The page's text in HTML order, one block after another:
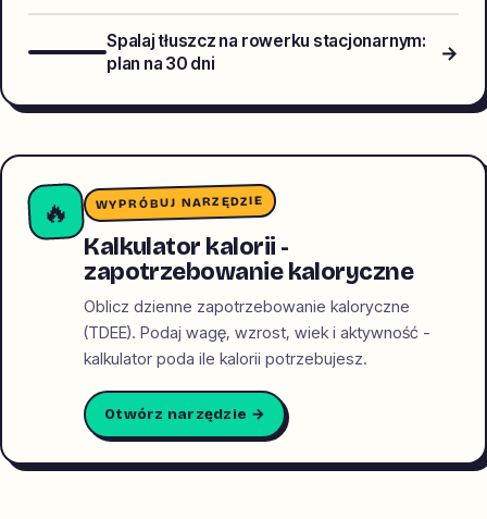
Spalaj tłuszcz na rowerku stacjonarnym:
plan na 30 dni
→
🔥 WYPRÓBUJ NARZĘDZIE
Kalkulator kalorii -
zapotrzebowanie kaloryczne
Oblicz dzienne zapotrzebowanie kaloryczne
(TDEE). Podaj wagę, wzrost, wiek i aktywność -
kalkulator poda ile kalorii potrzebujesz.
Otwórz narzędzie →